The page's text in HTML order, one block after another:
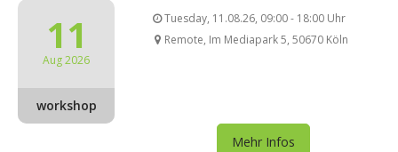
11
Aug 2026
workshop
Tuesday, 11.08.26, 09:00 - 18:00 Uhr
Remote, Im Mediapark 5, 50670 Köln
Mehr Infos